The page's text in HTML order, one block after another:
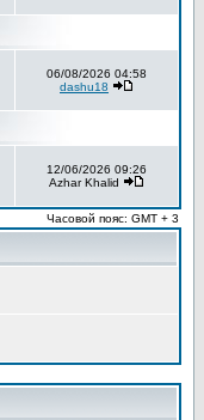
06/08/2026 04:58
dashu18
12/06/2026 09:26
Azhar Khalid
Часовой пояс: GMT + 3